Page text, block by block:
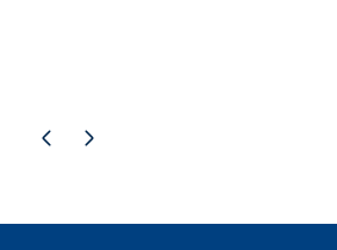
Pagina precedente
Pagina successiva